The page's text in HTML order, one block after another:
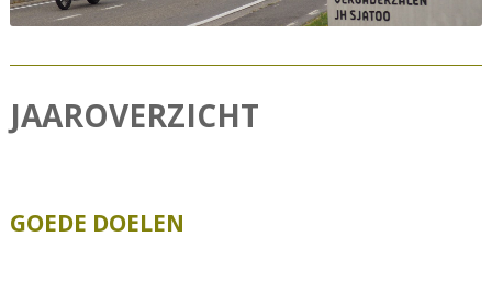
JAAROVERZICHT
GOEDE DOELEN